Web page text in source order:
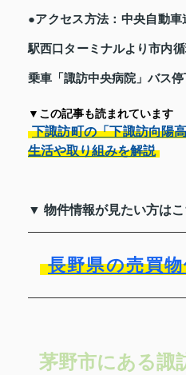
●アクセス方法：中央自動
駅西口ターミナルより市内
乗車「諏訪中央病院」バス
▼この記事も読まれています
下諏訪町の「下諏訪向陽
生活や取り組みを解説
▼ 物件情報が見たい方は
長野県の売買
茅野市にある諏